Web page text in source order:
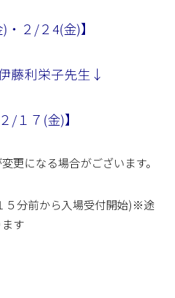
２/２4(金)】
藤利栄子先生↓
/１７(金)】
更になる場合がございます。
５分前から入場受付開始)※途
す